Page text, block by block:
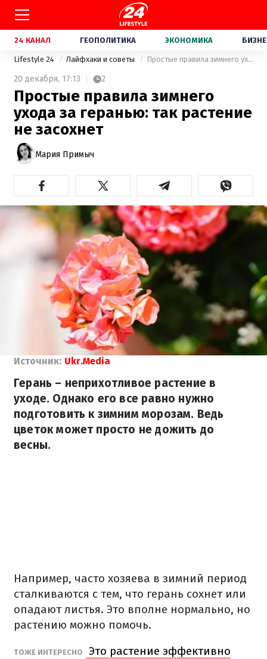
24 КАНАЛ ГЕОПОЛИТИКА ЭКОНОМИКА
Lifestyle 24 Лайфхаки и советы Простые правила зимнего ухода за геранью: так растение не засохнет
20 декабря, 17:13 2
Простые правила зимнего
ухода за геранью: так растение
не засохнет
Мария Примыч
Источник: Ukr.Media
Герань – неприхотливое растение в
уходе. Однако его все равно нужно
подготовить к зимним морозам. Ведь
цветок может просто не дожить до
весны.
Например, часто хозяева в зимний период
сталкиваются с тем, что герань сохнет или
опадают листья. Это вполне нормально, но
растению можно помочь.
ТОЖЕ ИНТЕРЕСНО
Это растение эффективно